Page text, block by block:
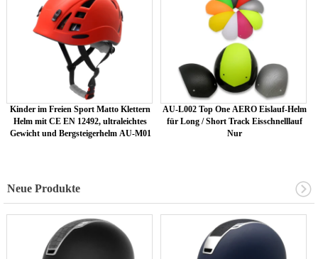
Kinder im Freien Sport Matto Klettern
Helm mit CE EN 12492, ultraleichtes
Gewicht und Bergsteigerhelm AU-M01
AU-L002 Top One AERO Eislauf-Helm
für Long / Short Track Eisschnelllauf
Nur
Neue Produkte